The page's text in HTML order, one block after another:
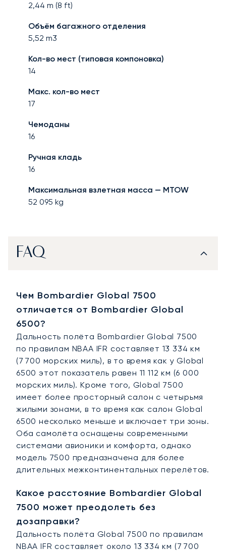
2,44 m (8 ft)
Объём багажного отделения
5,52 m3
Кол-во мест (типовая компоновка)
14
Макс. кол-во мест
17
Чемоданы
16
Ручная кладь
16
Максимальная взлетная масса — MTOW
52 095 kg
FAQ
Чем Bombardier Global 7500
отличается от Bombardier Global
6500?
Дальность полёта Bombardier Global 7500
по правилам NBAA IFR составляет 13 334 км
(7 700 морских миль), в то время как у Global
6500 этот показатель равен 11 112 км (6 000
морских миль). Кроме того, Global 7500
имеет более просторный салон с четырьмя
жилыми зонами, в то время как салон Global
6500 несколько меньше и включает три зоны.
Оба самолёта оснащены современными
системами авионики и комфорта, однако
модель 7500 предназначена для более
длительных межконтинентальных перелётов.
Какое расстояние Bombardier Global
7500 может преодолеть без
дозаправки?
Дальность полёта Global 7500 по правилам
NBAA IFR составляет около 13 334 км (7 700